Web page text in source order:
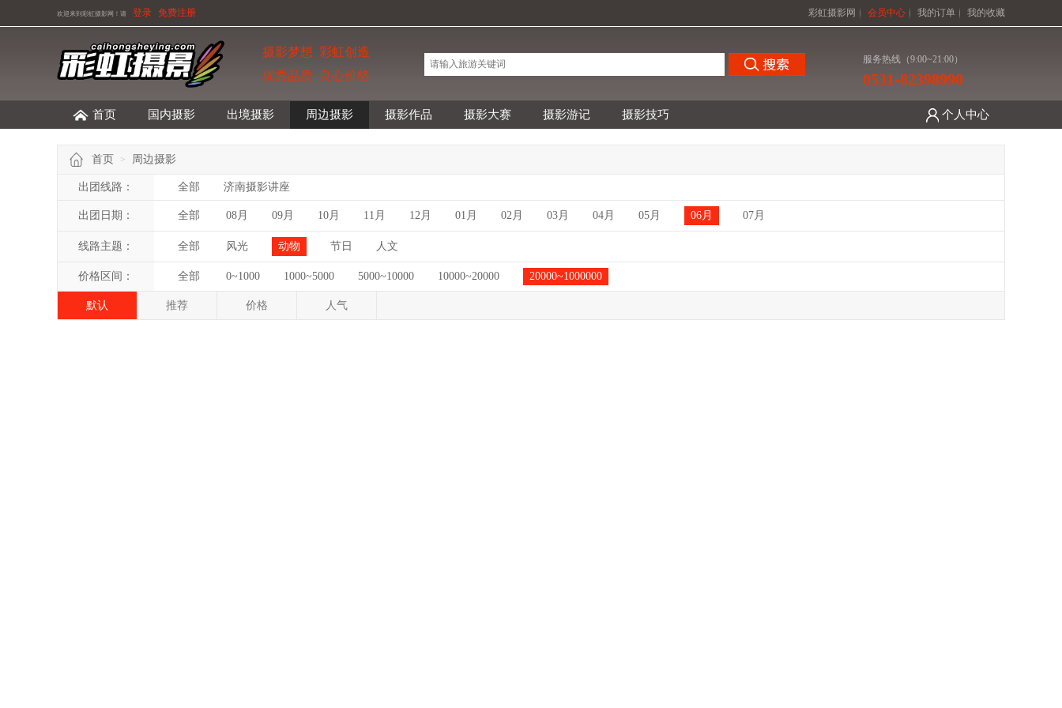
欢迎来到彩虹摄影网！ 请 登录 免费注册 彩虹摄影网 会员中心 我的订单 我的收藏
摄影梦想 彩虹创造
优秀品质 良心价格
服务热线（9:00~21:00）
0531-82398990
首页 国内摄影 出境摄影 周边摄影 摄影作品 摄影大赛 摄影游记 摄影技巧 个人中心
首页 > 周边摄影
出团线路： 全部 济南摄影讲座
出团日期： 全部 08月 09月 10月 11月 12月 01月 02月 03月 04月 05月 06月 07月
线路主题： 全部 风光 动物 节日 人文
价格区间： 全部 0~1000 1000~5000 5000~10000 10000~20000 20000~1000000
默认 推荐 价格 人气